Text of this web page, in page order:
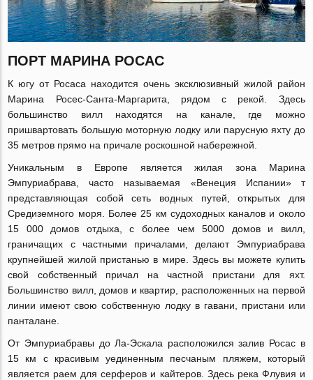
ПОРТ МАРИНА РОСАС
К югу от Росаса находится очень эксклюзивный жилой район
Марина Росес-Санта-Маргарита, рядом с рекой. Здесь
большинство вилл находятся на канале, где можно
пришвартовать большую моторную лодку или парусную яхту до
35 метров прямо на причале роскошной набережной.
Уникальным в Европе является жилая зона Марина
Эмпуриабрава, часто называемая «Венеция Испании» т
представляющая собой сеть водных путей, открытых для
Средиземного моря. Более 25 км судоходных каналов и около
15 000 домов отдыха, с более чем 5000 домов и вилл,
граничащих с частными причалами, делают Эмпуриабрава
крупнейшей жилой пристанью в мире. Здесь вы можете купить
свой собственный причал на частной пристани для яхт.
Большинство вилл, домов и квартир, расположенных на первой
линии имеют свою собственную лодку в гавани, пристани или
панталане.
От Эмпуриабравы до Ла-Эскала расположился залив Росас в
15 км с красивым уединенным песчаным пляжем, который
является раем для серферов и кайтеров. Здесь река Флувия и